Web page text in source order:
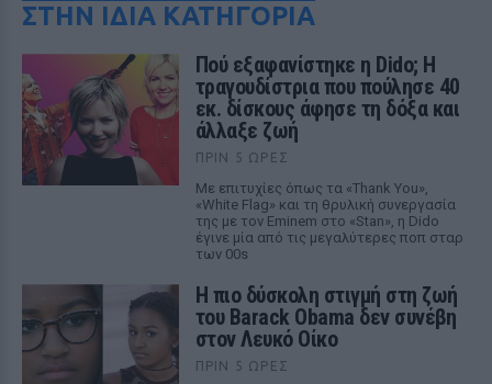
ΣΤΗΝ ΙΔΙΑ ΚΑΤΗΓΟΡΙΑ
Πού εξαφανίστηκε η Dido; Η
τραγουδίστρια που πούλησε 40
εκ. δίσκους άφησε τη δόξα και
άλλαξε ζωή
ΠΡΙΝ 5 ΏΡΕΣ
Με επιτυχίες όπως τα «Thank You»,
«White Flag» και τη θρυλική συνεργασία
της με τον Eminem στο «Stan», η Dido
έγινε μία από τις μεγαλύτερες ποπ σταρ
των 00s
Η πιο δύσκολη στιγμή στη ζωή
του Barack Obama δεν συνέβη
στον Λευκό Οίκο
ΠΡΙΝ 5 ΏΡΕΣ